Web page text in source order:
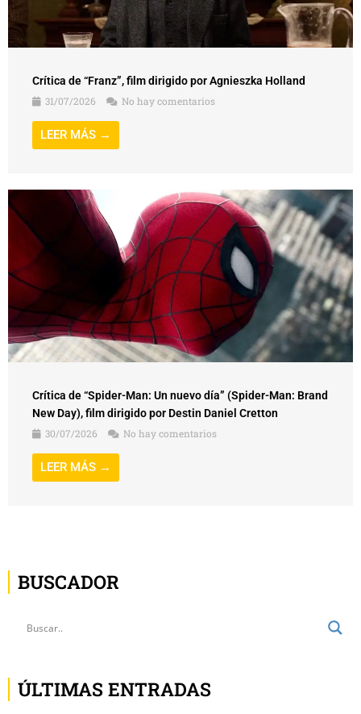
Crítica de “Franz”, film dirigido por Agnieszka Holland
31/07/2026
No hay comentarios
LEER MÁS →
Crítica de “Spider-Man: Un nuevo día” (Spider-Man: Brand
New Day), film dirigido por Destin Daniel Cretton
30/07/2026
No hay comentarios
LEER MÁS →
BUSCADOR
ÚLTIMAS ENTRADAS